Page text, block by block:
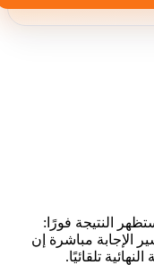
النتيجة فورًا:
الإجابة مباشرة إن
تلقائيًا.